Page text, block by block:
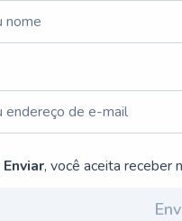
Enviar, você aceita receber